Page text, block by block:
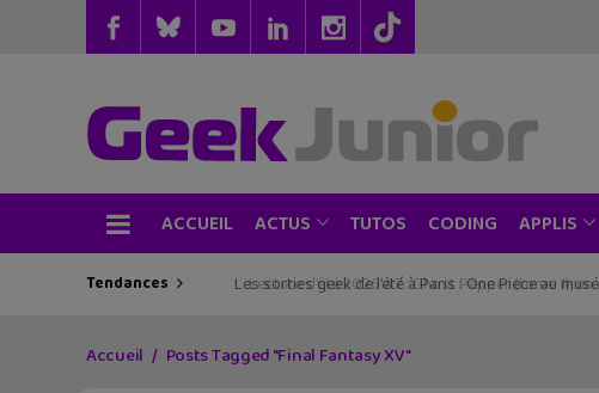
ACCUEIL ACTUS TUTOS CODING APPLIS
Tendances Les sorties geek de l’été à Paris : One Piece au
Accueil Posts Tagged "Final Fantasy XV"